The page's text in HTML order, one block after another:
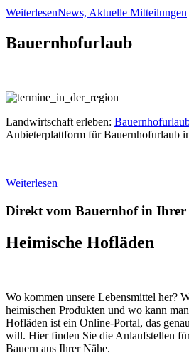
WeiterlesenNews, Aktuelle Mitteilungen
Bauernhofurlaub
Landwirtschaft erleben:
Anbieterplattform für Bauernhofurlaub
Weiterlesen
Direkt vom Bauernhof in Ihrer
Heimische Hofläden
Wo kommen unsere Lebensmittel her?
heimischen Produkten und wo kann
Hofläden ist ein Online-Portal, das
will. Hier finden Sie die Anlaufstellen
Bauern aus Ihrer Nähe.